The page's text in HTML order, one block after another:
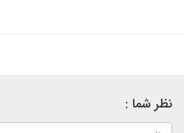
نظر شما :